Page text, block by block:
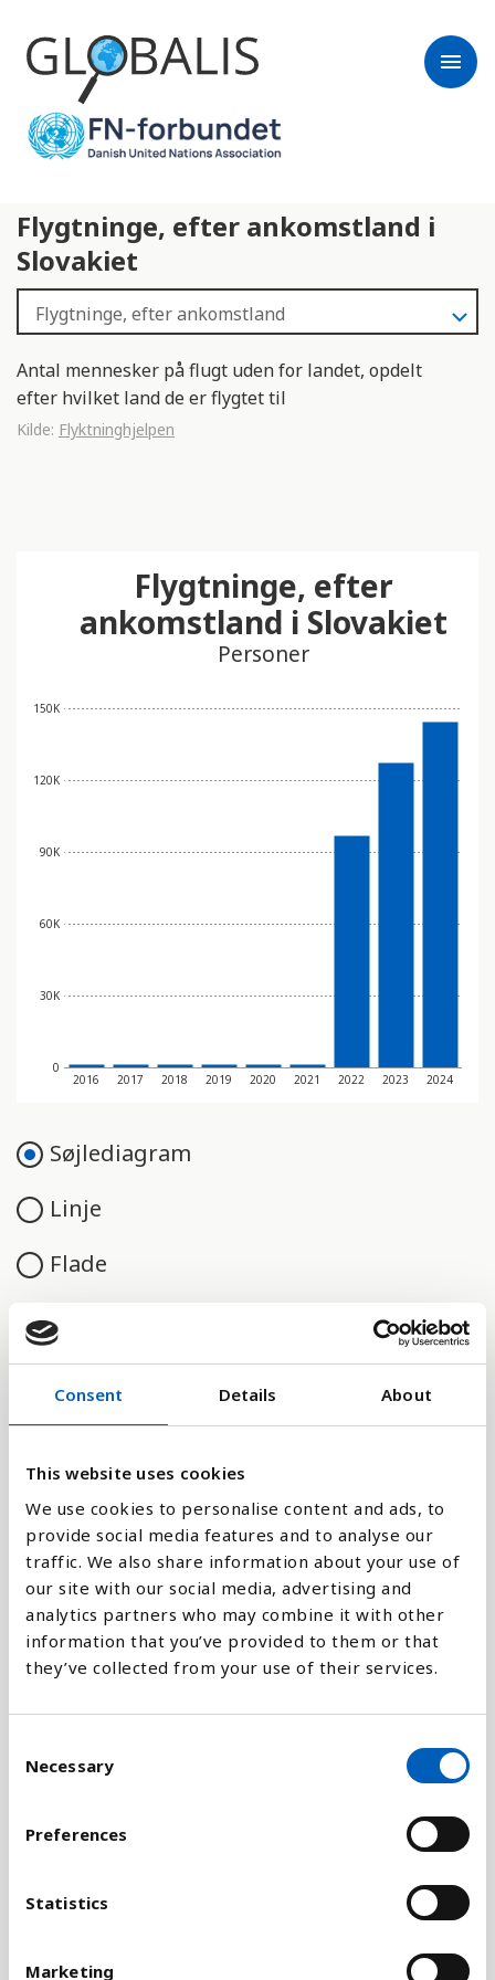
Consent Details About
This website uses cookies
We use cookies to personalise content and ads, to
provide social media features and to analyse our
traffic. We also share information about your use of
our site with our social media, advertising and
analytics partners who may combine it with other
information that you’ve provided to them or that
they’ve collected from your use of their services.
Necessary
Preferences
Statistics
Marketing
menu
Flygtninge, efter ankomstland i
Slovakiet
Antal mennesker på flugt uden for landet, opdelt
efter hvilket land de er flygtet til
Kilde: Flyktninghjelpen
0
30K
60K
90K
120K
150K
2016 2017 2018 2019 2020 2021 2022 2023 2024
Flygtninge, efter
ankomstland i Slovakiet
Personer
Søjlediagram
Linje
Flade
Sammenligne med:
Forklaring
FN's Højkommissariat for Flygtninge
(UNHCR) udgiver årligt denne oversigt over, hvor
mange flygtninge, der findes i verden. Disse tal
tager udgangspunkt i, at en flygtning har forladt
hjemlandet på grund af frygt for forfølgelse og har
søgt om opholdstilladelse i et andet land.
landet, kommer fra flygtningekonventionen
og betyder, at UNHCR ikke fører statistik over, hvor
mange mennesker, der er på flugt i deres eget land,
de såkaldtinternt fordrevne
Flygtninge fra Palæstina og Vestbredden er ikke
medtaget i dette diagram, da disse varetages af
FN's særlige organ for palæstinensiske flygtninge,